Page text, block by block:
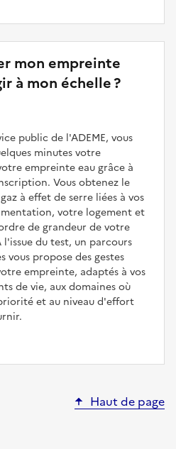
mon empreinte
à mon échelle ?
public de l'ADEME, vous
minutes votre
empreinte eau grâce à
Vous obtenez le
à effet de serre liées à vos
votre logement et
de grandeur de votre
du test, un parcours
vous propose des gestes
empreinte, adaptés à vos
de vie, aux domaines où
et au niveau d'effort
Haut de page